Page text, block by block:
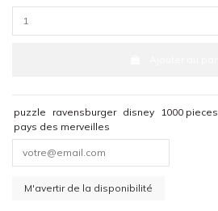
puzzle ravensburger disney 1000 pieces
pays des merveilles